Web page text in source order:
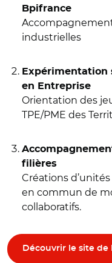
Bpifrance
industrielles
Expérimentation
en Entreprise
Orientation des
TPE/PME des
filières
Créations
en commun de
collaboratifs.
Découvrir le site de